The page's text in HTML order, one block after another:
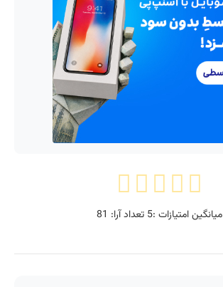
میانگین امتیازات :5 تعداد آرا: 81